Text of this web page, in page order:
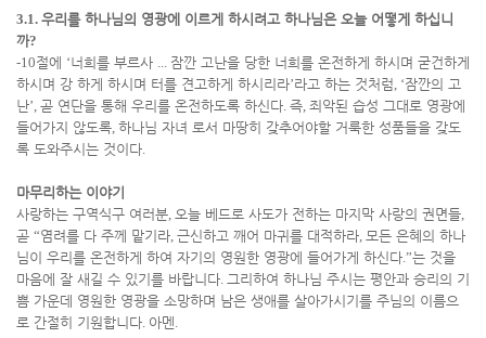
3.1. 우리를 하나님의 영광에 이르게 하시려고 하나님은 오늘 어떻게 하십니
까?
-10절에 ‘너희를 부르사 ... 잠깐 고난을 당한 너희를 온전하게 하시며 굳건하게
하시며 강 하게 하시며 터를 견고하게 하시리라’라고 하는 것처럼, ‘잠깐의 고
난’, 곧 연단을 통해 우리를 온전하도록 하신다. 즉, 죄악된 습성 그대로 영광에
들어가지 않도록, 하나님 자녀 로서 마땅히 갖추어야할 거룩한 성품들을 갖도
록 도와주시는 것이다.
마무리하는 이야기
사랑하는 구역식구 여러분, 오늘 베드로 사도가 전하는 마지막 사랑의 권면들,
곧 “염려를 다 주께 맡기라, 근신하고 깨어 마귀를 대적하라, 모든 은혜의 하나
님이 우리를 온전하게 하여 자기의 영원한 영광에 들어가게 하신다.”는 것을
마음에 잘 새길 수 있기를 바랍니다. 그리하여 하나님 주시는 평안과 승리의 기
쁨 가운데 영원한 영광을 소망하며 남은 생애를 살아가시기를 주님의 이름으
로 간절히 기원합니다. 아멘.